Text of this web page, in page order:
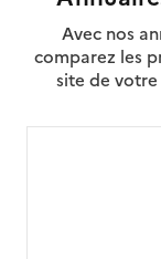
Avec nos
comparez les
site de